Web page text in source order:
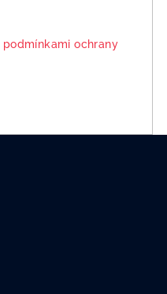
podmínkami ochrany